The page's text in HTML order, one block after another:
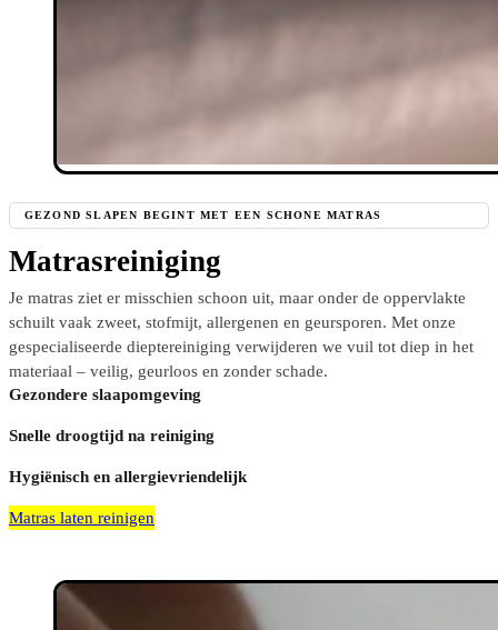
GEZOND SLAPEN BEGINT MET EEN SCHONE MATRAS
Matrasreiniging
Je matras ziet er misschien schoon uit, maar onder de oppervlakte
schuilt vaak zweet, stofmijt, allergenen en geursporen. Met onze
gespecialiseerde dieptereiniging verwijderen we vuil tot diep in het
materiaal – veilig, geurloos en zonder schade.
Gezondere slaapomgeving
Snelle droogtijd na reiniging
Hygiënisch en allergievriendelijk
Matras laten reinigen